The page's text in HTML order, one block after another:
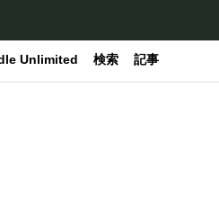
Unlimited 検索 記事